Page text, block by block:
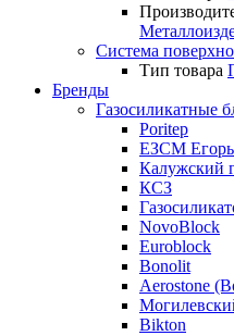
Система
Тип товара
Бренды
Газосиликатные
Poritep
ЕЗСМ
Калужский
КСЗ
NovoBlock
Euroblock
Bonolit
Aerostone
Bikton